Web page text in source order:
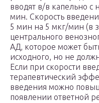
вводят в/в капельно с
мин. Скорость
5 мин на 5 мкг/мин (в
центрального
АД, которое может
исходного, но не
Если при скорости
терапевтический
введения можно
появлении ответной